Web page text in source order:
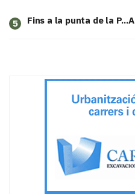
5 Fins a la punta de la P...A